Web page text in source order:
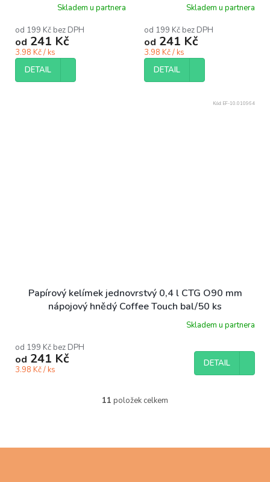
béžový Coffee Touch
bal/50 ks
Skladem u partnera
od 199 Kč bez DPH
od 241 Kč
3.98 Kč / ks
DETAIL
Coffee Touch bal/50 ks
Skladem u partnera
od 199 Kč bez DPH
od 241 Kč
3.98 Kč / ks
DETAIL
Papírový kelímek jednovrstvý 0,4 l CTG O90 mm
nápojový hnědý Coffee Touch bal/50 ks
Skladem u partnera
od 199 Kč bez DPH
od 241 Kč
3.98 Kč / ks
DETAIL
Kód: EF-10.010964
O
d
11 položek celkem